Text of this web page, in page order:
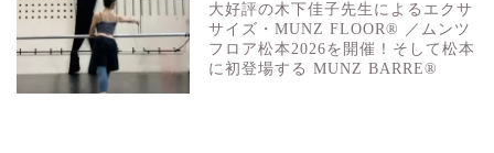
大好評の木下佳子先生によるエクサ
サイズ・MUNZ FLOOR® ／ムンツ
フロア松本2026を開催！そして松本
に初登場する MUNZ BARRE®